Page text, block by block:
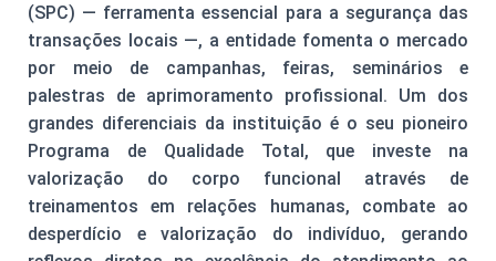
(SPC) — ferramenta essencial para a segurança das
transações locais —, a entidade fomenta o mercado
por meio de campanhas, feiras, seminários e
palestras de aprimoramento profissional. Um dos
grandes diferenciais da instituição é o seu pioneiro
Programa de Qualidade Total, que investe na
valorização do corpo funcional através de
treinamentos em relações humanas, combate ao
desperdício e valorização do indivíduo, gerando